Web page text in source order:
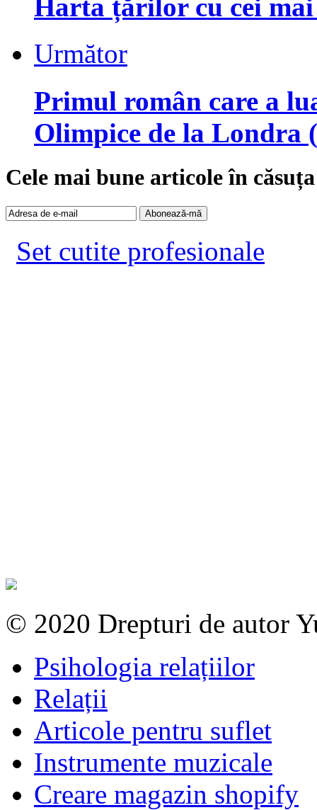
Harta țărilor cu cei
Următor
Primul român care a
Olimpice de la Londra
Cele mai bune articole în
Set cutite profesionale
© 2020 Drepturi de autor
Psihologia relațiilor
Relații
Articole pentru suflet
Instrumente muzicale
Creare magazin shopify